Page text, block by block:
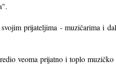
svojim prijateljima - muzičarima i
veoma prijatno i toplo